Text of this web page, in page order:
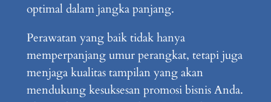
optimal dalam jangka panjang.
Perawatan yang baik tidak hanya
memperpanjang umur perangkat, tetapi juga
menjaga kualitas tampilan yang akan
mendukung kesuksesan promosi bisnis Anda.